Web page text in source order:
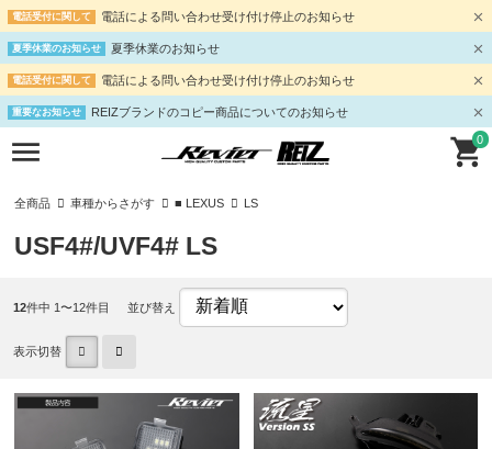
電話受付に関して 電話による問い合わせ受け付け停止のお知らせ
夏季休業のお知らせ 夏季休業のお知らせ
電話受付に関して 電話による問い合わせ受け付け停止のお知らせ
重要なお知らせ REIZブランドのコピー商品についてのお知らせ
0
全商品 車種からさがす ■ LEXUS LS
USF4#/UVF4# LS
12件中 1〜12件目 並び替え
表示切替